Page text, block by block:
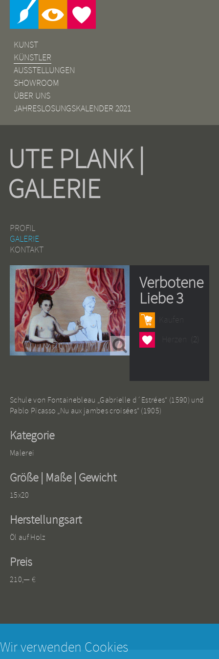
KUNST
KÜNSTLER
AUSSTELLUNGEN
SHOWROOM
ÜBER UNS
JAHRESLOSUNGSKALENDER 2021
UTE PLANK |
GALERIE
PROFIL
GALERIE
KONTAKT
Verbotene
Liebe 3
Kaufen
HerzenHerzen (2)
Schule von Fontainebleau „Gabrielle d´Estrées“ (1590) und
Pablo Picasso „Nu aux jambes croisées“ (1905)
Kategorie
Malerei
Größe | Maße | Gewicht
15x20
Herstellungsart
Öl auf Holz
Preis
210,— €
Wir verwenden Cookies